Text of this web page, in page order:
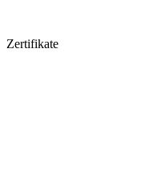
Zertifikate